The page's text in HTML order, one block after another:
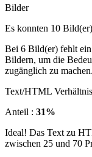
Bilder
Es konnten 10
Bei 6 Bild(er) fehlt
Bildern, um die
zugänglich zu machen.
Text/HTML Verhältnis
Anteil : 31%
Ideal! Das Text zu
zwischen 25 und 70